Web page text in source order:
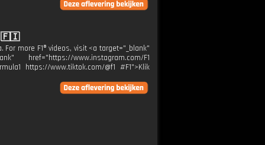
🇫🇮
more F1® videos, visit <a target="_blank"
href="https://www.instagram.com/F1
https://www.tiktok.com/@f1 #F1">Klik